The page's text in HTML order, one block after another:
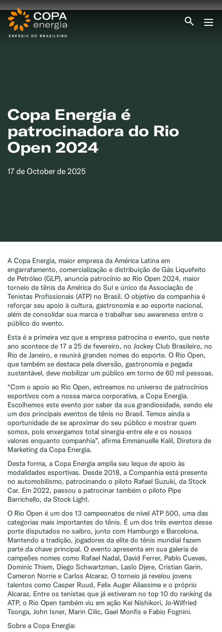
ENCONTRE UMA REVENDA
SEJA REVENDEDOR
MEDIÇÃO INDIVIDUALIZADA
#CAMPANHAS
Copa Energia é
patrocinadora do Rio
Open 2024
17 de October de 2025
A Copa Energia, maior empresa da América Latina em
engarrafamento, comercialização e distribuição de Gás Liquefeito
de Petróleo (GLP), anuncia patrocínio ao Rio Open 2024, maior
torneio de tênis da América do Sul e único da Associação de
Tenistas Profissionais (ATP) no Brasil. O objetivo da companhia é
reforçar seu apoio à cultura, gastronomia e ao esporte nacional,
além de consolidar sua marca e trabalhar seu awareness entre o
público do evento.
Esta é a primeira vez que a empresa patrocina o evento, que neste
ano acontece de 17 a 25 de fevereiro, no Jockey Club Brasileiro, no
Rio de Janeiro, e reunirá grandes nomes do esporte. O Rio Open,
que também se destaca pela diversão, gastronomia e pegada
sustentável, deve mobilizar um público em torno de 60 mil pessoas.
“Com o apoio ao Rio Open, estreamos no universo de patrocínios
esportivos com a nossa marca corporativa, a Copa Energia.
Escolhemos este evento por saber da sua grandiosidade, sendo ele
um dos principais eventos de tênis no Brasil. Temos ainda a
oportunidade de se aproximar do seu público e mostrar quem
somos, pois enxergamos total sinergia entre ele e os nossos
valores enquanto companhia”, afirma Emmanuelle Kalil, Diretora de
Marketing da Copa Energia.
Desta forma, a Copa Energia amplia seu leque de apoio às
modalidades esportivas. Desde 2018, a Companhia está presente
no automobilismo, patrocinando o piloto Rafael Suzuki, da Stock
Car. Em 2022, passou a patrocinar também o piloto Pipe
Barrichello, da Stock Light.
O Rio Open é um dos 13 campeonatos de nível ATP 500, uma das
categorias mais importantes do tênis. É um dos três eventos desse
porte disputados no saibro, junto com Hamburgo e Barcelona.
Mantendo a tradição, jogadores da elite do tênis mundial fazem
parte da chave principal. O evento apresenta em sua galeria de
campeões nomes como Rafael Nadal, David Ferrer, Pablo Cuevas,
Dominic Thiem, Diego Schwartzman, Laslo Djere, Cristian Garin,
Cameron Norrie e Carlos Alcaraz. O torneio já revelou jovens
talentos como Casper Ruud, Felix Auger Aliassime e o próprio
Alcaraz. Entre os tenistas que já estiveram no top 10 do ranking da
ATP, o Rio Open também viu em ação Kei Nishikori, Jo-Wilfried
Tsonga, John Isner, Marin Cilic, Gael Monfis e Fabio Fognini.
Sobre a Copa Energia: